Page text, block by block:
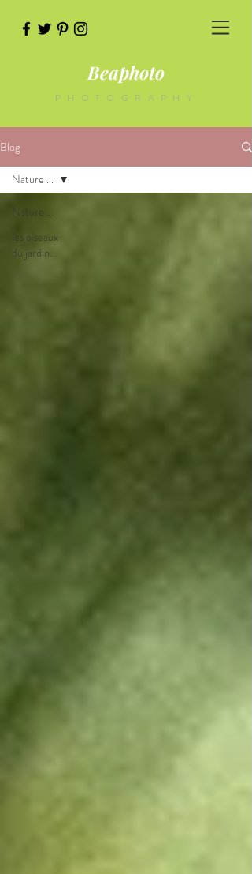
Beaphoto
PHOTOGRAPHY
Blog
Nature ...
les oiseaux
du jardin...
Nature ...